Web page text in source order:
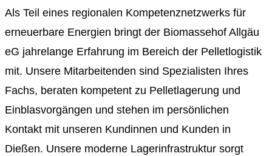
Als Teil eines regionalen Kompetenznetzwerks für
erneuerbare Energien bringt der Biomassehof Allgäu
eG jahrelange Erfahrung im Bereich der Pelletlogistik
mit. Unsere Mitarbeitenden sind Spezialisten Ihres
Fachs, beraten kompetent zu Pelletlagerung und
Einblasvorgängen und stehen im persönlichen
Kontakt mit unseren Kundinnen und Kunden in
Dießen. Unsere moderne Lagerinfrastruktur sorgt